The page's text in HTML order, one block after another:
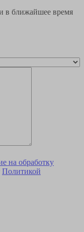
в ближайшее время
на обработку
Политикой